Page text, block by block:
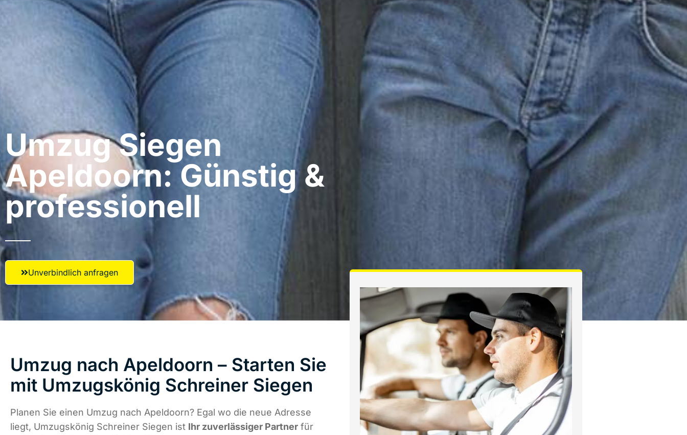
Umzug Siegen​
Apeldoorn: Günstig &
professionell​
Unverbindlich anfragen
Umzug nach Apeldoorn – Starten Sie
mit Umzugskönig Schreiner Siegen
Planen Sie einen Umzug nach Apeldoorn? Egal wo die neue Adresse
liegt, Umzugskönig Schreiner Siegen ist Ihr zuverlässiger Partner für